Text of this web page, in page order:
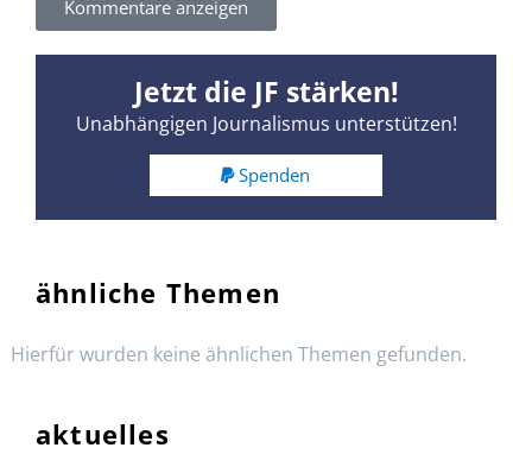
Kommentare anzeigen
Jetzt die JF stärken!
Unabhängigen Journalismus unterstützen!
Spenden
ähnliche Themen
Hierfür wurden keine ähnlichen Themen gefunden.
aktuelles